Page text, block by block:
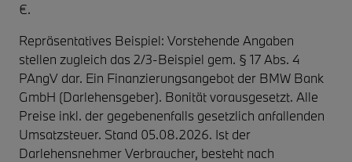
€.
Repräsentatives Beispiel: Vorstehende Angaben
stellen zugleich das 2/3-Beispiel gem. § 17 Abs. 4
PAngV dar. Ein Finanzierungsangebot der BMW Bank
GmbH (Darlehensgeber). Bonität vorausgesetzt. Alle
Preise inkl. der gegebenenfalls gesetzlich anfallenden
Umsatzsteuer. Stand 05.08.2026. Ist der
Darlehensnehmer Verbraucher, besteht nach